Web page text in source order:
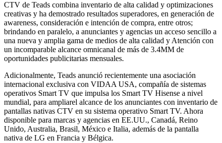
CTV de Teads combina inventario de alta calidad y optimizaciones
creativas y ha demostrado resultados superadores, en generación de
awareness, consideración e intención de compra, entre otros;
brindando en paralelo, a anunciantes y agencias un acceso sencillo a
una nueva y amplia gama de medios de alta calidad y Atención con
un incomparable alcance omnicanal de más de 3.4MM de
oportunidades publicitarias mensuales.
Adicionalmente, Teads anunció recientemente una asociación
internacional exclusiva con VIDAA USA, compañía de sistemas
operativos Smart TV que impulsa los Smart TV Hisense a nivel
mundial, para ampliarel alcance de los anunciantes con inventario de
pantallas nativas CTV en su sistema operativo Smart TV. Ahora
disponible para marcas y agencias en EE.UU., Canadá, Reino
Unido, Australia, Brasil, México e Italia, además de la pantalla
nativa de LG en Francia y Bélgica.